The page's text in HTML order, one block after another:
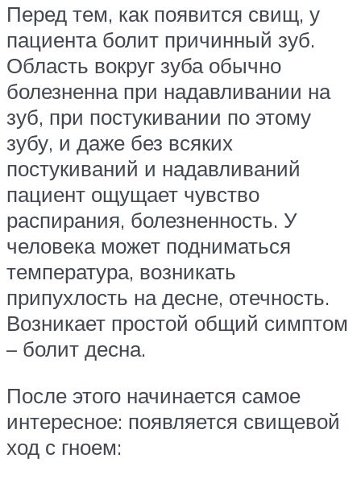
Перед тем, как появится свищ, у
пациента болит причинный зуб.
Область вокруг зуба обычно
болезненна при надавливании на
зуб, при постукивании по этому
зубу, и даже без всяких
постукиваний и надавливаний
пациент ощущает чувство
распирания, болезненность. У
человека может подниматься
температура, возникать
припухлость на десне, отечность.
Возникает простой общий симптом
– болит десна.
После этого начинается самое
интересное: появляется свищевой
ход с гноем: